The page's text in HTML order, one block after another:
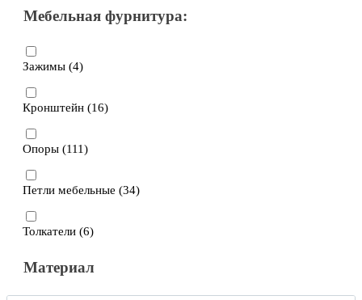
Мебельная фурнитура:
Зажимы (4)
Кронштейн (16)
Опоры (111)
Петли мебельные (34)
Толкатели (6)
Материал